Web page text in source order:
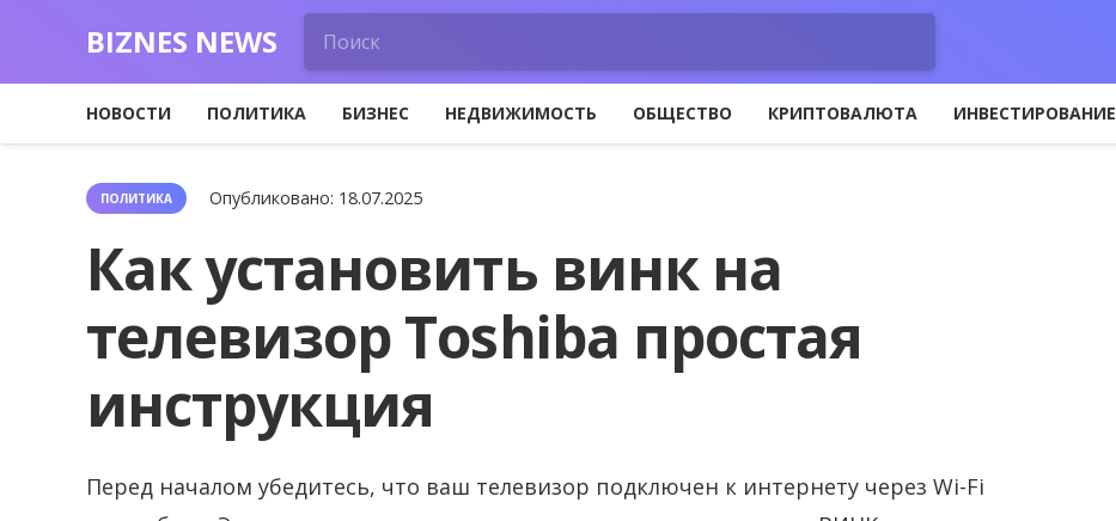
BIZNES NEWS
НОВОСТИ ПОЛИТИКА БИЗНЕС НЕДВИЖИМОСТЬ ОБЩЕСТВО КРИПТОВАЛЮТА ИНВЕСТИРОВАНИЕ
ПОЛИТИКА Опубликовано: 18.07.2025
Как установить винк на
телевизор Toshiba простая
инструкция
Перед началом убедитесь, что ваш телевизор подключен к интернету через Wi-Fi